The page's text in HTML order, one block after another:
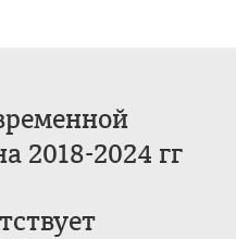
2018-2024 гг